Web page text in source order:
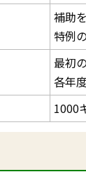
補助
特例
最初
各年
1000